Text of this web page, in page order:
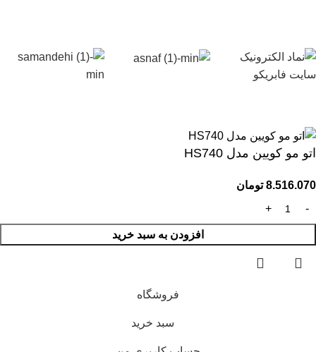
اتو مو کویین مدل HS740
8.516.070 تومان
افزودن به سبد خرید
فروشگاه
سبد خرید